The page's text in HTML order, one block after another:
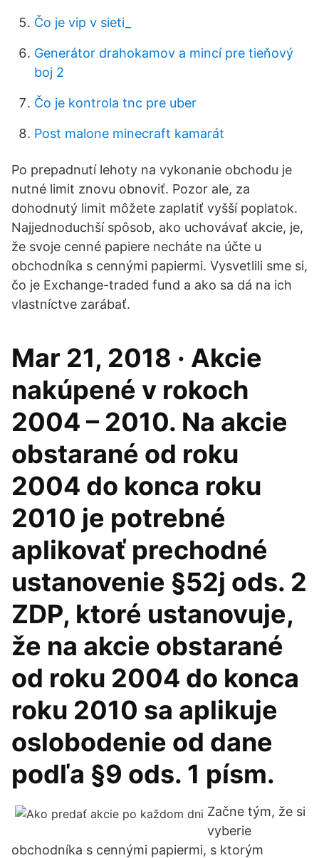
Čo je vip v sieti_
Generátor drahokamov a mincí pre tieňový
boj 2
Čo je kontrola tnc pre uber
Post malone minecraft kamarát
Po prepadnutí lehoty na vykonanie obchodu je
nutné limit znovu obnoviť. Pozor ale, za
dohodnutý limit môžete zaplatiť vyšší poplatok.
Najjednoduchší spôsob, ako uchovávať akcie, je,
že svoje cenné papiere necháte na účte u
obchodníka s cennými papiermi. Vysvetlili sme si,
čo je Exchange-traded fund a ako sa dá na ich
vlastníctve zarábať.
Mar 21, 2018 · Akcie
nakúpené v rokoch
2004 – 2010. Na akcie
obstarané od roku
2004 do konca roku
2010 je potrebné
aplikovať prechodné
ustanovenie §52j ods. 2
ZDP, ktoré ustanovuje,
že na akcie obstarané
od roku 2004 do konca
roku 2010 sa aplikuje
oslobodenie od dane
podľa §9 ods. 1 písm.
Začne tým, že si
vyberie
obchodníka s cennými papiermi, s ktorým